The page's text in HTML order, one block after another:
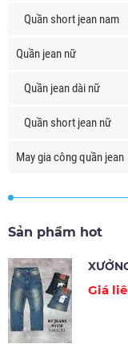
Quần short jean nam
Quần jean nữ
Quần jean dài nữ
Quần short jean nữ
May gia công quần jean
Sản phẩm hot
Giá